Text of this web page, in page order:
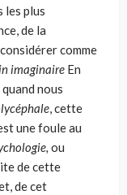
les plus
de la
comme
imaginaire En
nous
, cette
une foule au
ou
de cette
de cet